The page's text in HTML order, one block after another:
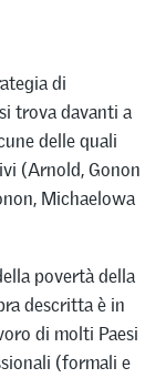
di
trova davanti a
delle quali
(Arnold, Gonon
Michaelowa
povertà della
descritta è in
di molti Paesi
(formali e